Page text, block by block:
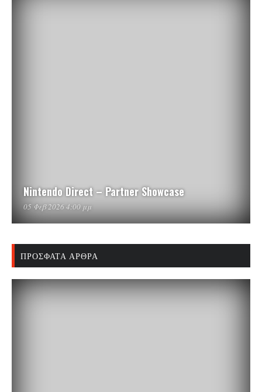
Nintendo Direct – Partner Showcase
05 Φεβ 2026 4:00 μμ
ΠΡΌΣΦΑΤΑ ΆΡΘΡΑ